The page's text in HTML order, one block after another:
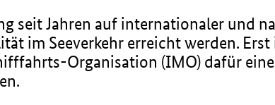
seit Jahren auf internationaler und
im Seeverkehr erreicht werden.
Organisation (IMO) dafür